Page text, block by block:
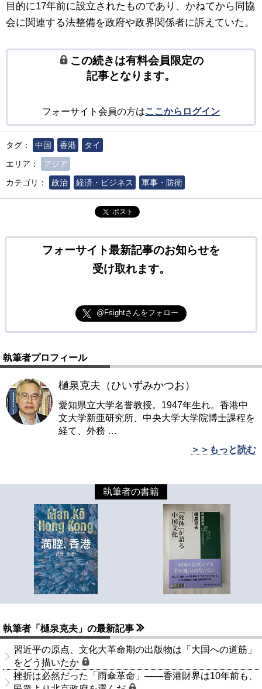
目的に17年前に設立されたものであり、かねてから同協
会に関連する法整備を政府や政界関係者に訴えていた。
この続きは有料会員限定の
記事となります。
フォーサイト会員の方はここからログイン
タグ： 中国 香港
タイ
エリア：
アジア
カテゴリ：
政治 経済・ビジネス 軍事・防衛
ポスト
フォーサイト最新記事のお知らせを
受け取れます。
@Fsightさんをフォロー
執筆者プロフィール
樋泉克夫（ひいずみかつお）
愛知県立大学名誉教授。1947年生れ。香港中
文大学新亜研究所、中央大学大学院博士課程を
経て、外務 …
＞＞もっと読む
執筆者の書籍
執筆者「樋泉克夫」の最新記事
習近平の原点、文化大革命期の出版物は「大国への道筋」
をどう描いたか
挫折は必然だった「雨傘革命」――香港財界は10年前も、